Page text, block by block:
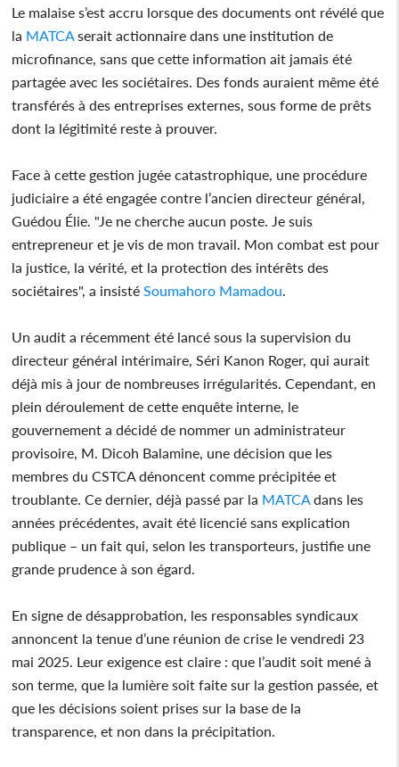
Le malaise s’est accru lorsque des documents ont révélé que
la MATCA serait actionnaire dans une institution de
microfinance, sans que cette information ait jamais été
partagée avec les sociétaires. Des fonds auraient même été
transférés à des entreprises externes, sous forme de prêts
dont la légitimité reste à prouver.
Face à cette gestion jugée catastrophique, une procédure
judiciaire a été engagée contre l’ancien directeur général,
Guédou Élie. "Je ne cherche aucun poste. Je suis
entrepreneur et je vis de mon travail. Mon combat est pour
la justice, la vérité, et la protection des intérêts des
sociétaires", a insisté Soumahoro Mamadou
Un audit a récemment été lancé sous la supervision du
directeur général intérimaire, Séri Kanon Roger, qui aurait
déjà mis à jour de nombreuses irrégularités. Cependant, en
plein déroulement de cette enquête interne, le
gouvernement a décidé de nommer un administrateur
provisoire, M. Dicoh Balamine, une décision que les
membres du CSTCA dénoncent comme précipitée et
troublante. Ce dernier, déjà passé par la MATCA dans les
années précédentes, avait été licencié sans explication
publique – un fait qui, selon les transporteurs, justifie une
grande prudence à son égard.
En signe de désapprobation, les responsables syndicaux
annoncent la tenue d’une réunion de crise le vendredi 23
mai 2025. Leur exigence est claire : que l’audit soit mené à
son terme, que la lumière soit faite sur la gestion passée, et
que les décisions soient prises sur la base de la
transparence, et non dans la précipitation.